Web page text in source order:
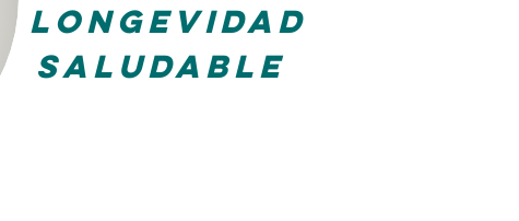
Longevidad
saludable